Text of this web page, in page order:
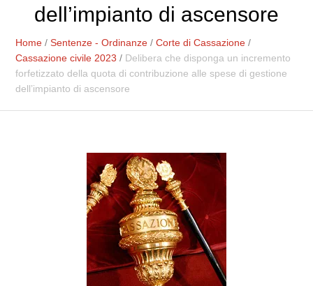
dell’impianto di ascensore
Home /Sentenze - Ordinanze /Corte di Cassazione /
Cassazione civile 2023 / Delibera che disponga un incremento
forfetizzato della quota di contribuzione alle spese di gestione
dell’impianto di ascensore